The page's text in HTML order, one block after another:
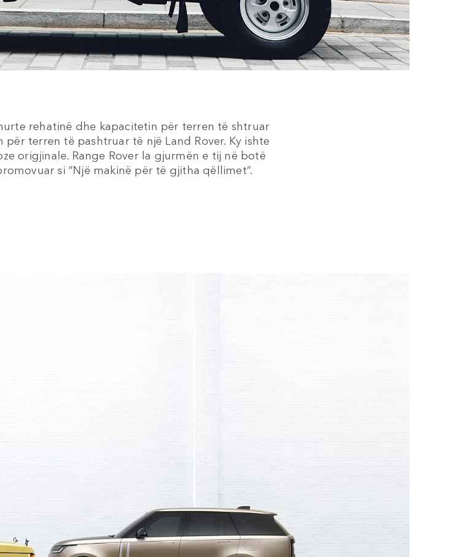
rehatinë dhe kapacitetin për terren të shtruar
terren të pashtruar të një Land Rover. Ky ishte
origjinale. Range Rover la gjurmën e tij në botë
si “Një makinë për të gjitha qëllimet”.